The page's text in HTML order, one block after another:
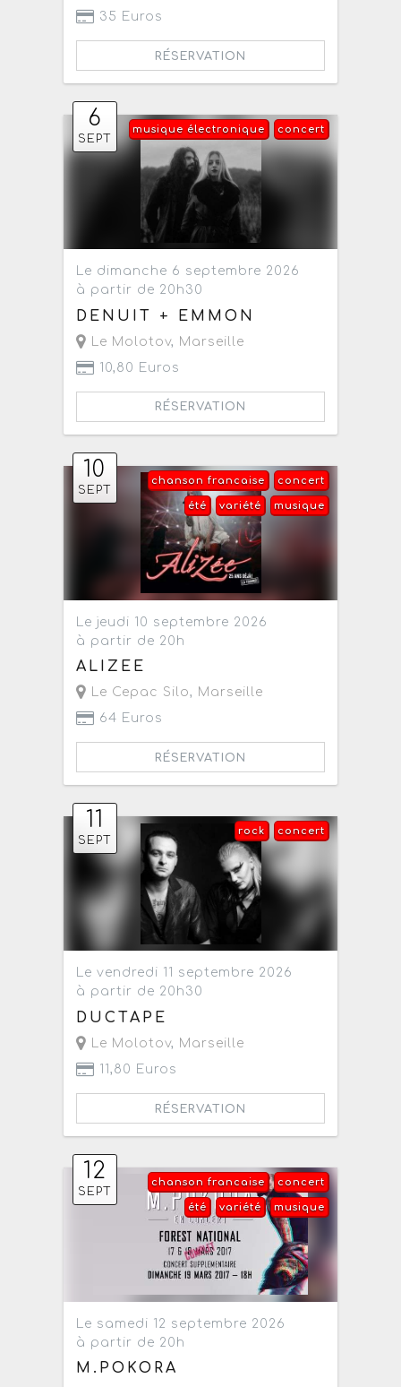
35 Euros
RÉSERVATION
6
SEPT
concert
musique électronique
Le dimanche 6 septembre 2026
à partir de 20h30
DENUIT + EMMON
Le Molotov, Marseille
10,80 Euros
RÉSERVATION
10
SEPT
concert
chanson francaise
musique
variété
été
Le jeudi 10 septembre 2026
à partir de 20h
ALIZEE
Le Cepac Silo, Marseille
64 Euros
RÉSERVATION
11
SEPT
concert
rock
Le vendredi 11 septembre 2026
à partir de 20h30
DUCTAPE
Le Molotov, Marseille
11,80 Euros
RÉSERVATION
12
SEPT
concert
chanson francaise
musique
variété
été
Le samedi 12 septembre 2026
à partir de 20h
M.POKORA